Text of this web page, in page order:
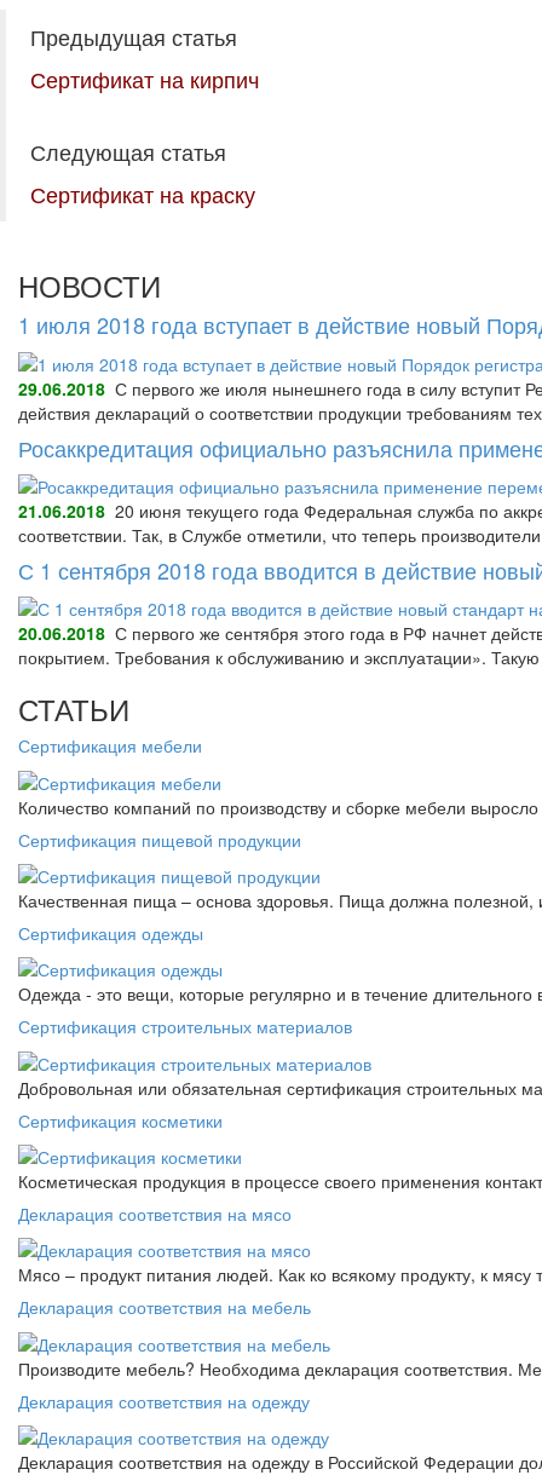
Предыдущая статья
Сертификат на кирпич
Следующая статья
Сертификат на краску
НОВОСТИ
1 июля 2018 года вступает в действие новый
29.06.2018 С первого же июля нынешнего года в силу вступит
действия деклараций о соответствии продукции требованиям
Росаккредитация официально разъяснила
21.06.2018 20 июня текущего года Федеральная служба по
соответствии. Так, в Службе отметили, что теперь
С 1 сентября 2018 года вводится в действие
20.06.2018 С первого же сентября этого года в РФ начнет
покрытием. Требования к обслуживанию и эксплуатации».
СТАТЬИ
Сертификация мебели
Количество компаний по производству и сборке мебели
Сертификация пищевой продукции
Качественная пища – основа здоровья. Пища должна
Сертификация одежды
Одежда - это вещи, которые регулярно и в течение
Сертификация строительных материалов
Добровольная или обязательная сертификация строительных
Сертификация косметики
Косметическая продукция в процессе своего применения
Декларация соответствия на мясо
Мясо – продукт питания людей. Как ко всякому продукту, к мясу
Декларация соответствия на мебель
Производите мебель? Необходима декларация соответствия.
Декларация соответствия на одежду
Декларация соответствия на одежду в Российской Федерации